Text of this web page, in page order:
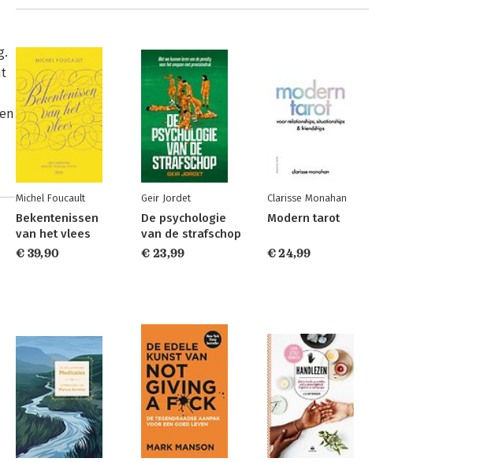
Michel Foucault
Bekentenissen
van het vlees
€ 39,90
Geir Jordet
De psychologie
van de strafschop
€ 23,99
Clarisse Monahan
Modern tarot
€ 24,99